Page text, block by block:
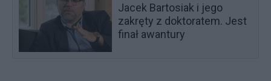
Jacek Bartosiak i jego
zakręty z doktoratem. Jest
finał awantury